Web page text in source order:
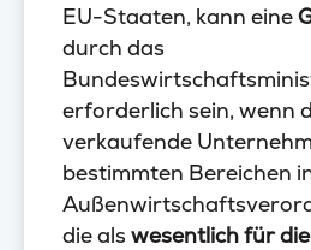
EU-Staaten, kann eine
durch das
erforderlich sein, wenn
verkaufende
bestimmten Bereichen
die alswesentlich für